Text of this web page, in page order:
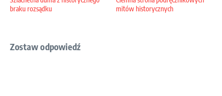
braku rozsądku
mitów historycznych
Zostaw odpowiedź